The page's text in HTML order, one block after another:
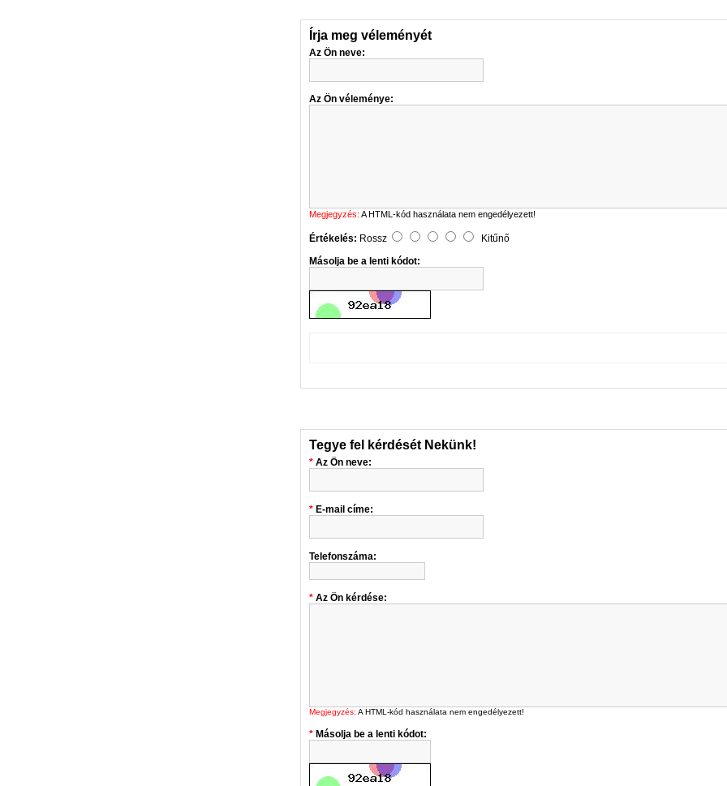
Írja meg véleményét
Az Ön neve:
Az Ön véleménye:
Megjegyzés: A HTML-kód használata nem engedélyezett!
Értékelés: Rossz
Kitűnő
Másolja be a lenti kódot:
Tegye fel kérdését Nekünk!
Az Ön neve:
E-mail címe:
Telefonszáma:
Az Ön kérdése:
Megjegyzés: A HTML-kód használata nem engedélyezett!
Másolja be a lenti kódot: